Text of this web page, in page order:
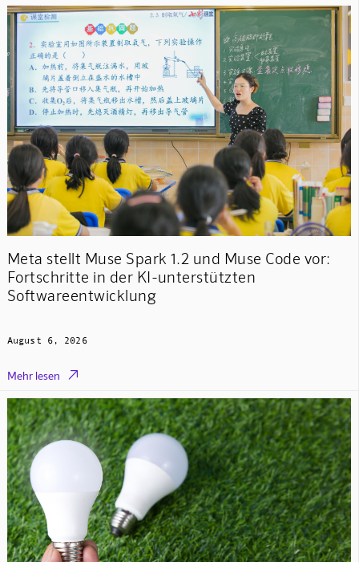
Meta stellt Muse Spark 1.2 und Muse Code vor:
Fortschritte in der KI-unterstützten
Softwareentwicklung
August 6, 2026
Mehr lesen 